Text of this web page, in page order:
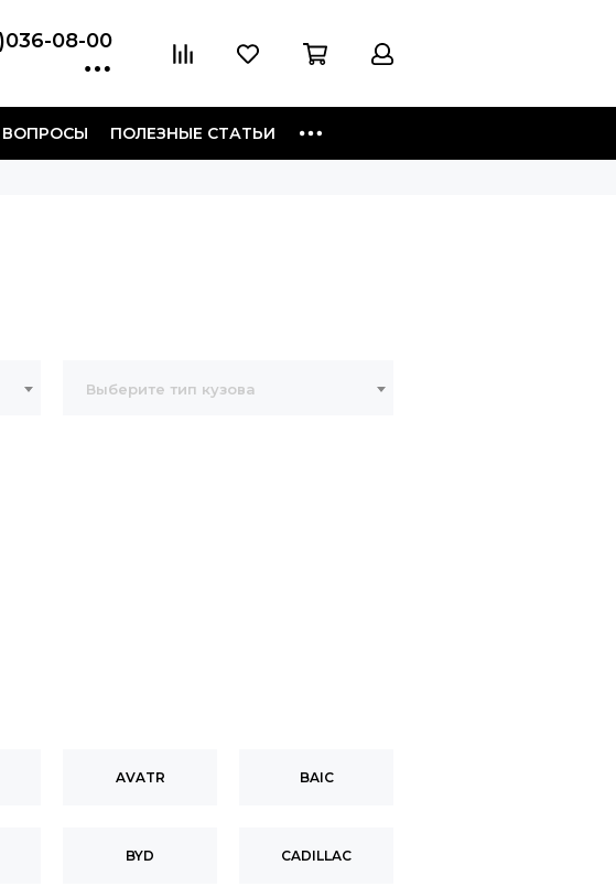
08-00
ВОПРОСЫ ПОЛЕЗНЫЕ СТАТЬИ
Выберите тип кузова
AVATR BAIC
BYD CADILLAC